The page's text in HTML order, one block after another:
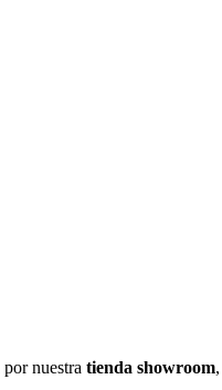
por nuestra tienda showroom